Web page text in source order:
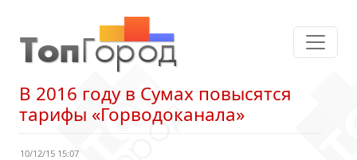
В 2016 году в Сумах повысятся
тарифы «Горводоканала»
10/12/15 15:07